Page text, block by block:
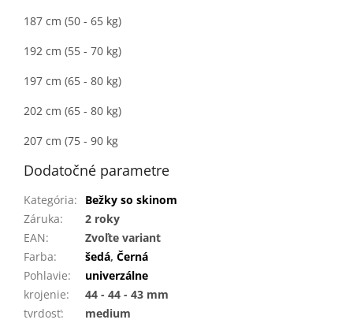
187 cm (50 - 65 kg)
192 cm (55 - 70 kg)
197 cm (65 - 80 kg)
202 cm (65 - 80 kg)
207 cm (75 - 90 kg
Dodatočné parametre
Kategória:
Bežky so skinom
Záruka:
2 roky
EAN:
Zvoľte variant
Farba: šedá, Černá
Pohlavie:
univerzálne
krojenie:
44 - 44 - 43 mm
tvrdosť: medium